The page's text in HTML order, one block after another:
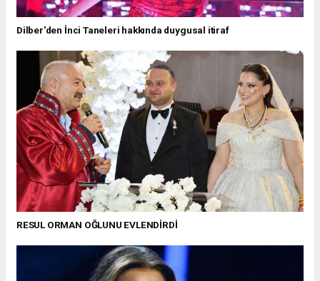
Dilber'den İnci Taneleri hakkında duygusal itiraf
RESUL ORMAN OĞLUNU EVLENDİRDİ